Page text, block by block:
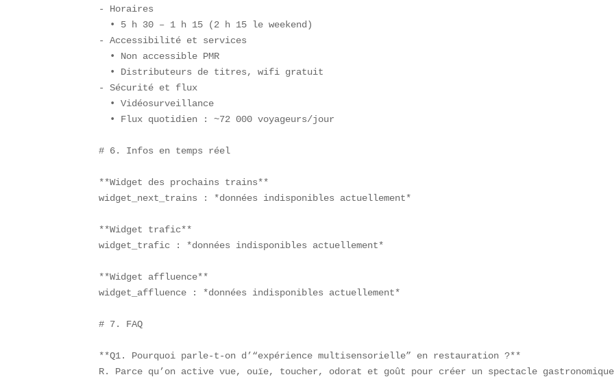
- Horaires
  • 5 h 30 – 1 h 15 (2 h 15 le weekend)
- Accessibilité et services
  • Non accessible PMR
  • Distributeurs de titres, wifi gratuit
- Sécurité et flux
  • Vidéosurveillance
  • Flux quotidien : ~72 000 voyageurs/jour
# 6. Infos en temps réel
**Widget des prochains trains**
widget_next_trains : *données indisponibles actuellement*
**Widget trafic**
widget_trafic : *données indisponibles actuellement*
**Widget affluence**
widget_affluence : *données indisponibles actuellement*
# 7. FAQ
**Q1. Pourquoi parle-t-on d’“expérience multisensorielle” en restauration ?**
R. Parce qu’on active vue, ouïe, toucher, odorat et goût pour créer un spectacle gastronomique